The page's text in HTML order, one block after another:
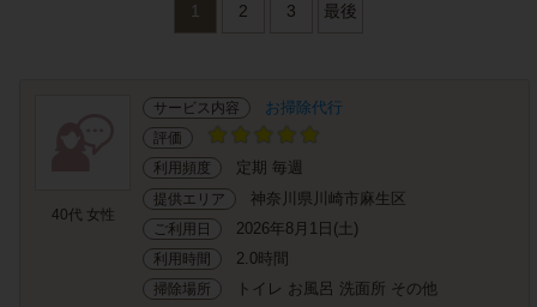
1 2 3 最後
40代 女性
サービス内容 お掃除代行
評価
利用頻度
定期 毎週
提供エリア 神奈川県川崎市麻生区
ご利用日 2026年8月1日(土)
利用時間 2.0時間
掃除場所 トイレ お風呂 洗面所 その他